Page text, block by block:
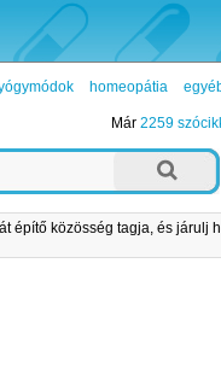
homeopátia
Már 2259
építő közösség tagja, és járulj